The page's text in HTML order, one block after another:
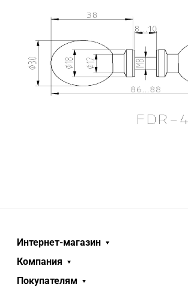
Интернет-магазин
Компания
Покупателям